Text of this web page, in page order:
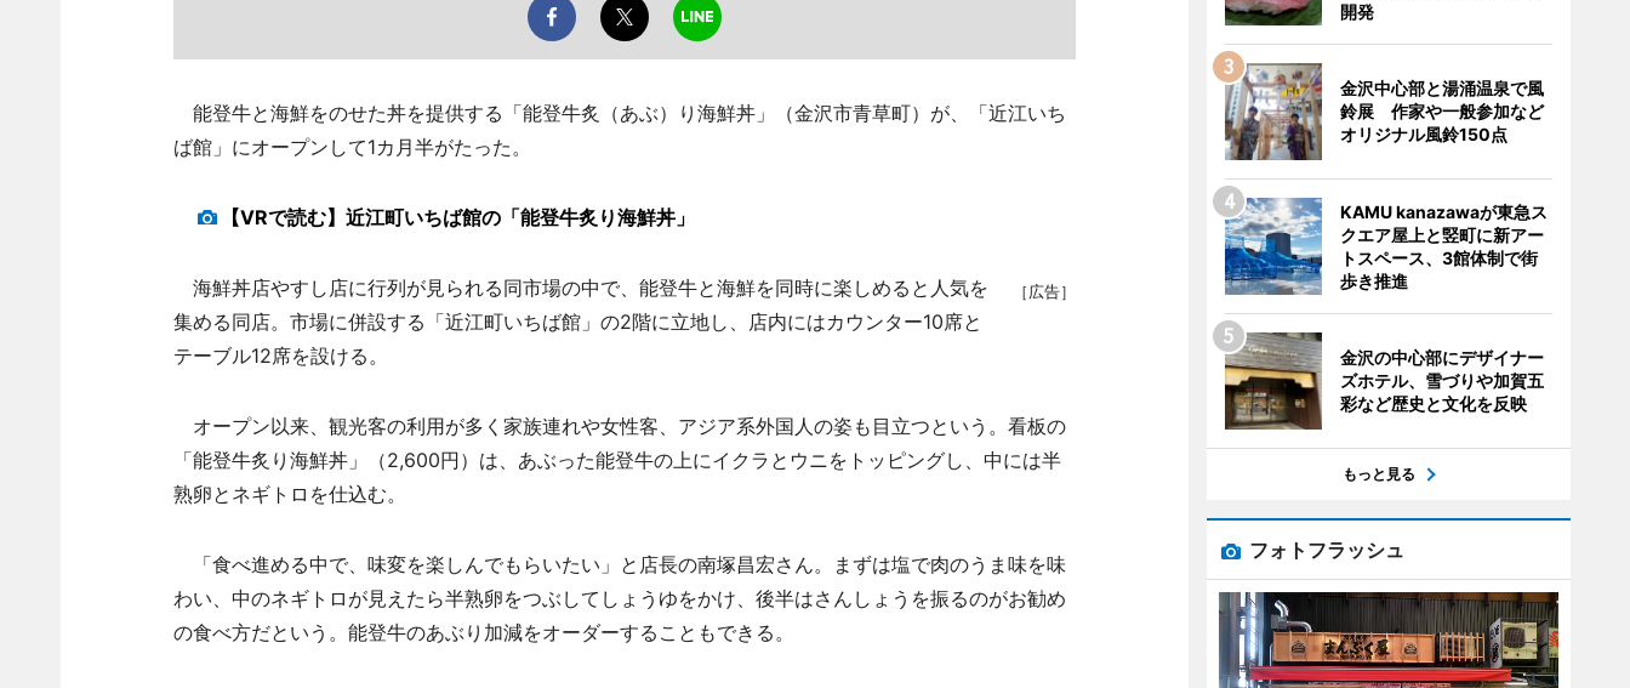
能登牛と海鮮をのせた丼を提供する「能登牛炙（あぶ）り海鮮丼」（金沢市青草町）が、「近江いち
ば館」にオープンして1カ月半がたった。
【VRで読む】近江町いちば館の「能登牛炙り海鮮丼」
［広告］
海鮮丼店やすし店に行列が見られる同市場の中で、能登牛と海鮮を同時に楽しめると人気を
集める同店。市場に併設する「近江町いちば館」の2階に立地し、店内にはカウンター10席と
テーブル12席を設ける。
オープン以来、観光客の利用が多く家族連れや女性客、アジア系外国人の姿も目立つという。看板の
「能登牛炙り海鮮丼」（2,600円）は、あぶった能登牛の上にイクラとウニをトッピングし、中には半
熟卵とネギトロを仕込む。
「食べ進める中で、味変を楽しんでもらいたい」と店長の南塚昌宏さん。まずは塩で肉のうま味を味
わい、中のネギトロが見えたら半熟卵をつぶしてしょうゆをかけ、後半はさんしょうを振るのがお勧め
の食べ方だという。能登牛のあぶり加減をオーダーすることもできる。
開発
金沢中心部と湯涌温泉で風
鈴展 作家や一般参加など
オリジナル風鈴150点
KAMU kanazawaが東急ス
クエア屋上と竪町に新アー
トスペース、3館体制で街
歩き推進
金沢の中心部にデザイナー
ズホテル、雪づりや加賀五
彩など歴史と文化を反映
もっと見る
フォトフラッシュ